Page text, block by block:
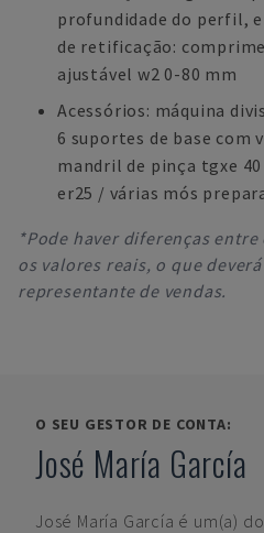
profundidade do perfil,
de retificação:
ajustável w2 0-80 mm
Acessórios: máquina
6 suportes de base com
mandril de pinça tgxe
er25 / várias mós
*Pode haver diferenças
os valores reais, o que
representante de vendas.
O SEU GESTOR DE CONTA:
José María García
José María García é um(a)